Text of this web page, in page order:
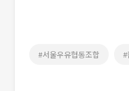
#서울우유협동조합 #